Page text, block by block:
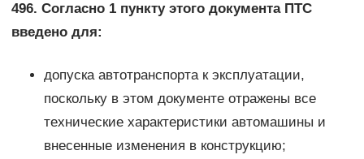
496. Согласно 1 пункту этого документа ПТС
введено для:
допуска автотранспорта к эксплуатации,
поскольку в этом документе отражены все
технические характеристики автомашины и
внесенные изменения в конструкцию;